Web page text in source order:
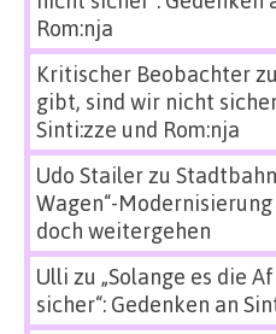
Rom:nja
Kritischer Beobachterzu
gibt, sind wir nicht
Sinti:zze und Rom:nja
Udo Stailerzu
Wagen“-
doch weitergehen
Ulli zu „Solange es die
sicher“: Gedenken an